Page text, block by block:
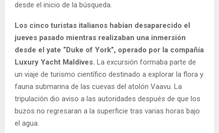
desde el inicio de la búsqueda.
Los cinco turistas italianos habían desaparecido el
jueves pasado mientras realizaban una inmersión
desde el yate “Duke of York”, operado por la compañía
Luxury Yacht Maldives. La excursión formaba parte de
un viaje de turismo científico destinado a explorar la flora y
fauna submarina de las cuevas del atolón Vaavu. La
tripulación dio aviso a las autoridades después de que los
buzos no regresaran a la superficie tras varias horas bajo
el agua.